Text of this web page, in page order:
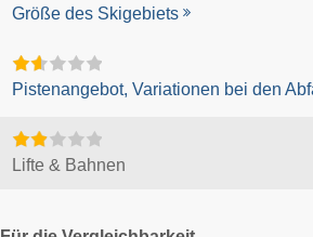
Größe des Skigebiets
Pistenangebot, Variationen bei den
Lifte & Bahnen